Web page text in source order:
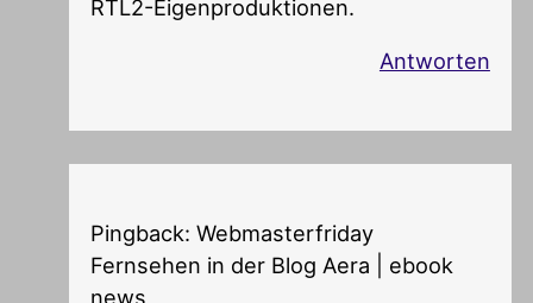
RTL2-Eigenproduktionen.
Antworten
Pingback: Webmasterfriday
Fernsehen in der Blog Aera | ebook
news